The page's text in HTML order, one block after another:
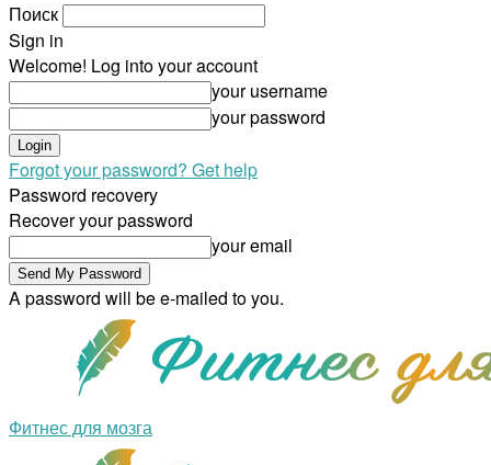
Поиск
Sign in
Welcome! Log into your account
your username
your password
Forgot your password? Get help
Password recovery
Recover your password
your email
A password will be e-mailed to you.
Фитнес для мозга